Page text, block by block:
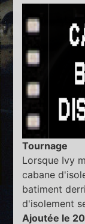
Tournage
Lorsque Ivy
cabane
batiment
d'isolement
Ajoutée le